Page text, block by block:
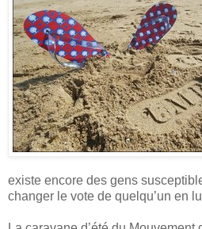
existe encore des gens
changer le vote de quelqu’un en